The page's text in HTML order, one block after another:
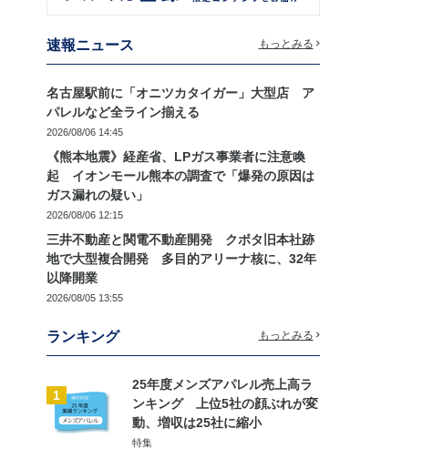
速報ニュース もっとみる
名古屋駅前に「オニツカタイガー」大型店 ア
パレルなど全ライン揃える
2026/08/06 14:45
《熊本地震》経産省、LPガス事業者に注意喚
起 イオンモール熊本の調査で「爆発の原因は
ガス漏れの疑い」
2026/08/06 12:15
三井不動産と関電不動産開発 クボタ旧本社跡
地で大型複合開発 多目的アリーナ核に、32年
以降開業
2026/08/05 13:55
ランキング もっとみる
1
25年度メンズアパレル売上高ラ
ンキング 上位5社の顔ぶれが変
動、増収は25社に縮小
特集